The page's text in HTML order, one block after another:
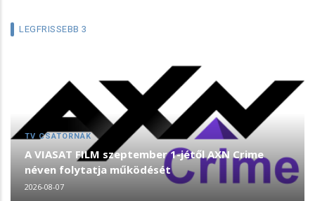
LEGFRISSEBB 3
TV CSATORNÁK
A VIASAT FILM szeptember 1-jétől AXN Crime
néven folytatja működését
2026-08-07